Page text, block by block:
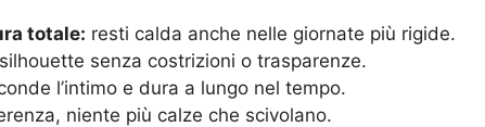
totale: resti calda anche nelle giornate più rigide.
senza costrizioni o trasparenze.
l’intimo e dura a lungo nel tempo.
niente più calze che scivolano.